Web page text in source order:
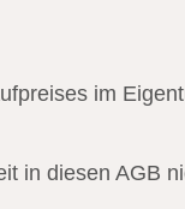
im
in diesen AGB